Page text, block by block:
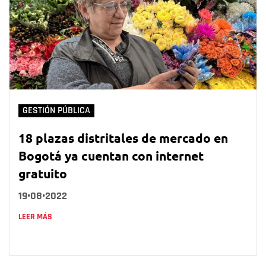
GESTIÓN PÚBLICA
18 plazas distritales de mercado en
Bogotá ya cuentan con internet
gratuito
19•08•2022
LEER MÁS